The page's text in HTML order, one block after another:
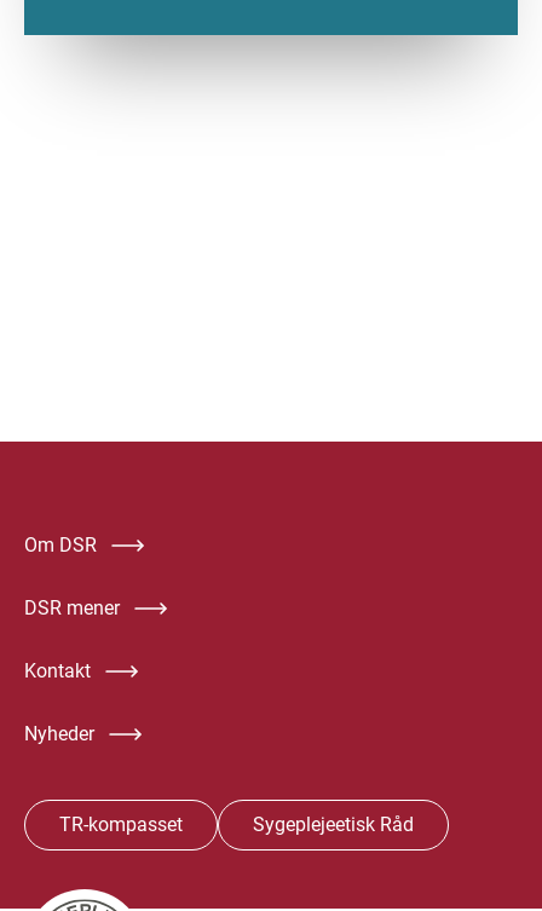
Om DSR
DSR mener
Kontakt
Nyheder
TR-kompasset Sygeplejeetisk Råd